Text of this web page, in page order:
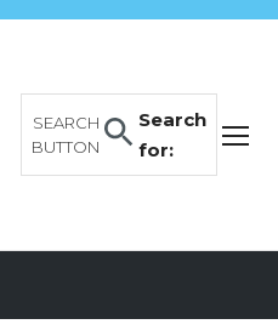
Search
for:
SEARCH
BUTTON